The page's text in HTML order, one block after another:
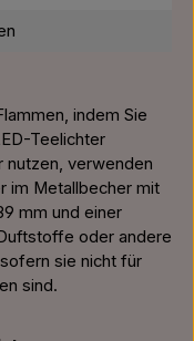
indem Sie
Teelichter
nutzen, verwenden
im Metallbecher mit
mm und einer
oder andere
sie nicht für
sind.